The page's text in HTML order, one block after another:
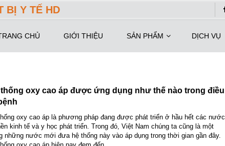
BỊ Y TẾ HD
CHỦ GIỚI THIỆU SẢN PHẨM DỊCH VỤ
thống oxy cao áp được ứng dụng như thế nào trong điều
oxy cao áp là phương pháp đang được phát triển ở hầu hết các nước
kinh tế và y học phát triển. Trong đó, Việt Nam chúng ta cũng là một
những nước mới đưa hệ thống này vào áp dụng trong thời gian gần đây.